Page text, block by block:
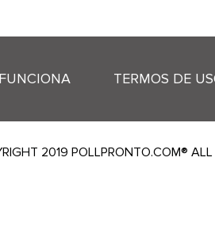
TERMOS DE
2019 POLLPRONTO.COM®